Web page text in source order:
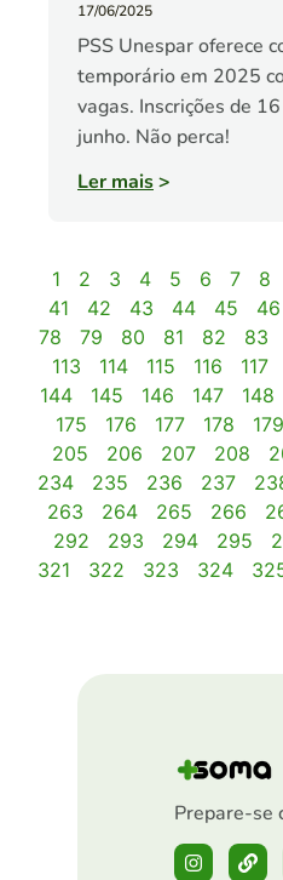
17/06/2025
PSS Unespar oferece
temporário em 2025
vagas. Inscrições de
junho. Não perca!
Ler mais>
1 2 3 4 5 6 7 8
41
42 43 44 45 46
78
79 80 81 82 83
113
114 115 116 117
144
145 146 147 148
175
176 177 178 179
205
206 207 208
234
235 236 237
263
264 265 266
292
293 294 295
321
322 323 324
Prepare-se